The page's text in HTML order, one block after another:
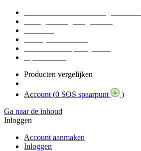
Producten vergelijken
Account (0 SOS spaarpunt
)
Ga naar de inhoud
Inloggen
Account aanmaken
Inloggen